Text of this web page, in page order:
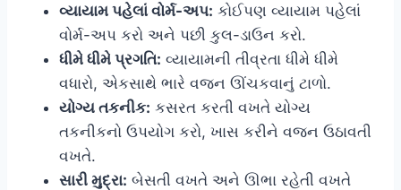
વ્યાયામ પહેલાં વોર્મ-અપ: કોઈપણ વ્યાયામ પહેલાં
વોર્મ-અપ કરો અને પછી કુલ-ડાઉન કરો.
ધીમે ધીમે પ્રગતિ: વ્યાયામની તીવ્રતા ધીમે ધીમે
વધારો, એકસાથે ભારે વજન ઊંચકવાનું ટાળો.
યોગ્ય તકનીક: કસરત કરતી વખતે યોગ્ય
તકનીકનો ઉપયોગ કરો, ખાસ કરીને વજન ઉઠાવતી
વખતે.
સારી મુદ્રા: બેસતી વખતે અને ઊભા રહેતી વખતે